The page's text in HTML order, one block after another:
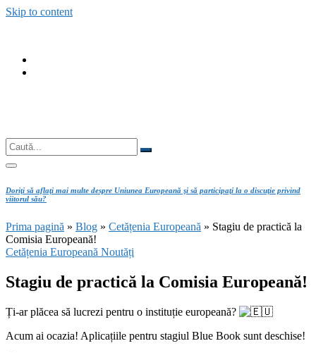
Skip to content
Căutare
Caută...
Doriţi să aflaţi mai multe despre Uniunea Europeană şi să participaţi la o discuţie privind
viitorul său?
Prima pagină » Blog » Cetățenia Europeană » Stagiu de practică la
Comisia Europeană!
Cetățenia Europeană Noutăți
Stagiu de practică la Comisia Europeană!
Ți-ar plăcea să lucrezi pentru o instituție europeană?
Acum ai ocazia! Aplicațiile pentru stagiul Blue Book sunt deschise!